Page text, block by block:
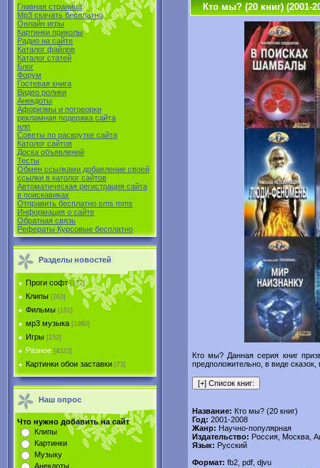
Главная страница
Mp3 скачать бесплатно
Онлайн игры
Картинки приколы
Радио на сайте
Каталог файлов
Каталог статей
Блог
Форум
Гостевая книга
Видео ролики
Анекдоты
Афоризмы и поговорки
рекламная подержка сайта
нлп
Советы по раскрутке сайта
Католог сайтов
Доска объявлений
Тесты
Обмен ссылками добавление своей
ссылки в католог сайтов
Автоматическая регистрация сайта
в поиcкавиках
Отправить бесплатно sms mms
Информация о сайте
Обратная связь
Рефераты Курсовые бесплатно
Разделы новостей
Проги софт [172]
Клипы [263]
Фильмы [161]
мр3 музыка [1980]
Игры [152]
Разное [4322]
Картинки обои заставки [73]
Наш опрос
Что нужно добавить на сайт
Клипы
Картинки
Музыку
Анекдоты
Кто мы? (20 книг) (2001-
Кто мы? Данная серия книг
предположительно, в виде
Название: Кто мы? (20 книг)
Год: 2001-2008
Жанр: Научно-популярная
Издательство: Россия, Москва,
Язык: Русский
Формат: fb2, pdf, djvu